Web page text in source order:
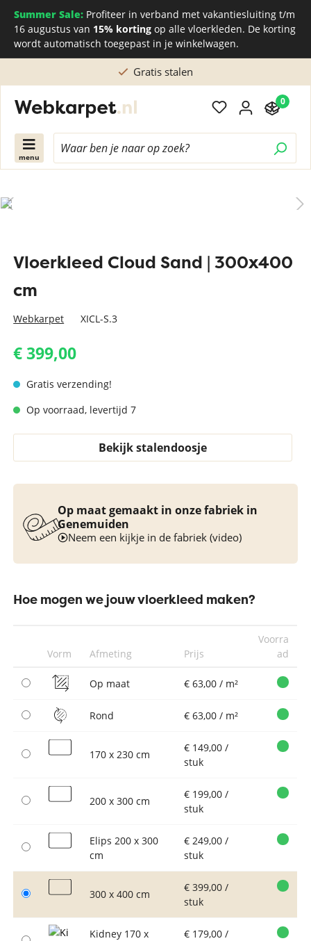
Summer Sale: Profiteer in verband met vakantiesluiting t/m
16 augustus van 15% korting op alle vloerkleden. De korting
wordt automatisch toegepast in je winkelwagen.
Gratis stalen
menu
0
Vloerkleed Cloud Sand | 300x400
cm
Webkarpet XICL-S.3
€ 399,00
Gratis verzending!
Op voorraad, levertijd 7
Bekijk stalendoosje
Op maat gemaakt in onze fabriek in
Genemuiden
Neem een kijkje in de fabriek (video)
Hoe mogen we jouw vloerkleed maken?
Vorm Afmeting Prijs
Voorra
ad
Op maat € 63,00 / m²
Rond € 63,00 / m²
170 x 230 cm
€ 149,00 /
stuk
200 x 300 cm
€ 199,00 /
stuk
Elips 200 x 300
cm
€ 249,00 /
stuk
300 x 400 cm
€ 399,00 /
stuk
Kidney 170 x
€ 179,00 /